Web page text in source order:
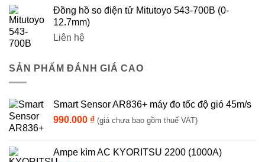
Đồng hồ so điện tử Mitutoyo 543-700B (0-
12.7mm)
Liên hệ
SẢN PHẨM ĐÁNH GIÁ CAO
Smart Sensor AR836+ máy đo tốc độ gió 45m/s
990.000 ₫ (giá chưa bao gồm thuế VAT)
Ampe kìm AC KYORITSU 2200 (1000A)